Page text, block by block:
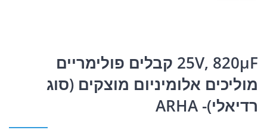
25V, 820μF קבלים פולימריים
מוליכים אלומיניום מוצקים (סוג
רדיאלי)- ARHA